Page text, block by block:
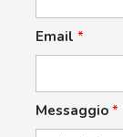
Email *
Messaggio *